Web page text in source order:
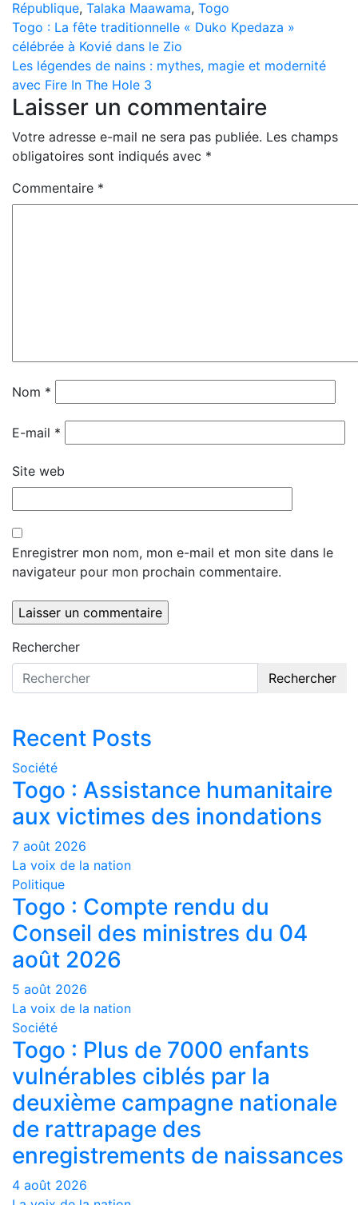
République, Talaka Maawama, Togo
Navigation
de
l’article
Togo : La fête traditionnelle « Duko Kpedaza »
célébrée à Kovié dans le Zio
Les légendes de nains : mythes, magie et modernité
avec Fire In The Hole 3
Laisser un commentaire
Votre adresse e-mail ne sera pas publiée. Les champs
obligatoires sont indiqués avec *
Commentaire *
Nom *
E-mail *
Site web
Enregistrer mon nom, mon e-mail et mon site dans le
navigateur pour mon prochain commentaire.
Rechercher
Rechercher
Recent Posts
Société
Togo : Assistance humanitaire
aux victimes des inondations
7 août 2026
La voix de la nation
Politique
Togo : Compte rendu du
Conseil des ministres du 04
août 2026
5 août 2026
La voix de la nation
Société
Togo : Plus de 7000 enfants
vulnérables ciblés par la
deuxième campagne nationale
de rattrapage des
enregistrements de naissances
4 août 2026